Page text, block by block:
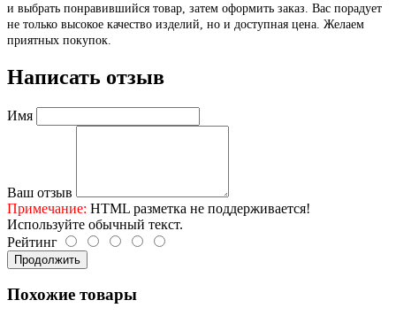
и выбрать понравившийся товар, затем оформить заказ. Вас порадует
не только высокое качество изделий, но и доступная цена. Желаем
приятных покупок.
Написать отзыв
Имя
Ваш отзыв
Примечание: HTML разметка не поддерживается!
Используйте обычный текст.
Рейтинг
Продолжить
Похожие товары